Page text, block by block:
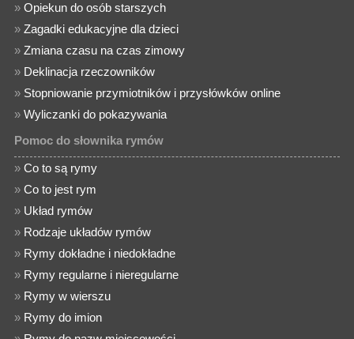
»Opiekun do osób starszych
»Zagadki edukacyjne dla dzieci
»Zmiana czasu na czas zimowy
» Deklinacja rzeczowników
» Stopniowanie przymiotników i przysłówków online
»Wyliczanki do pokazywania
Pomoc do słownika rymów
»Co to są rymy
»Co to jest rym
» Układ rymów
» Rodzaje układów rymów
» Rymy dokładne i niedokładne
» Rymy regularne i nieregularne
» Rymy w wierszu
» Rymy do imion